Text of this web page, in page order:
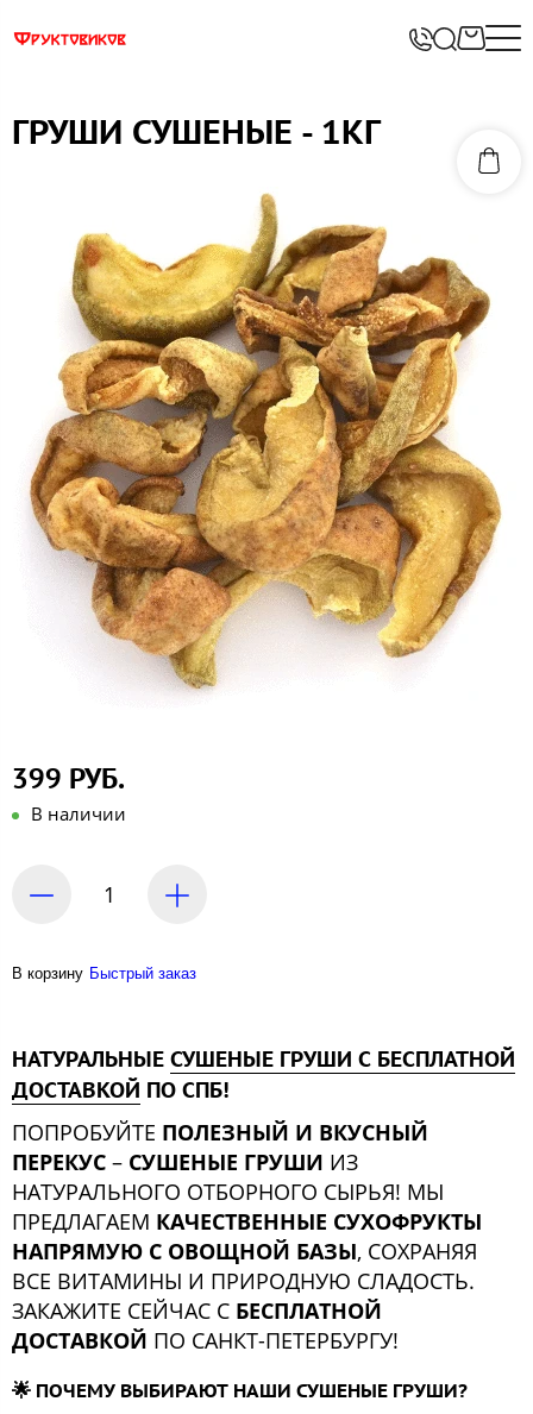
ГРУШИ СУШЕНЫЕ - 1КГ
399 РУБ.
В наличии
В корзину Быстрый заказ
НАТУРАЛЬНЫЕ СУШЕНЫЕ ГРУШИ С БЕСПЛАТНОЙ
ДОСТАВКОЙ ПО СПБ!
ПОПРОБУЙТЕ ПОЛЕЗНЫЙ И ВКУСНЫЙ
ПЕРЕКУС – СУШЕНЫЕ ГРУШИ ИЗ
НАТУРАЛЬНОГО ОТБОРНОГО СЫРЬЯ! МЫ
ПРЕДЛАГАЕМ КАЧЕСТВЕННЫЕ СУХОФРУКТЫ
НАПРЯМУЮ С ОВОЩНОЙ БАЗЫ, СОХРАНЯЯ
ВСЕ ВИТАМИНЫ И ПРИРОДНУЮ СЛАДОСТЬ.
ЗАКАЖИТЕ СЕЙЧАС С БЕСПЛАТНОЙ
ДОСТАВКОЙ ПО САНКТ-ПЕТЕРБУРГУ!
🌟 ПОЧЕМУ ВЫБИРАЮТ НАШИ СУШЕНЫЕ ГРУШИ?